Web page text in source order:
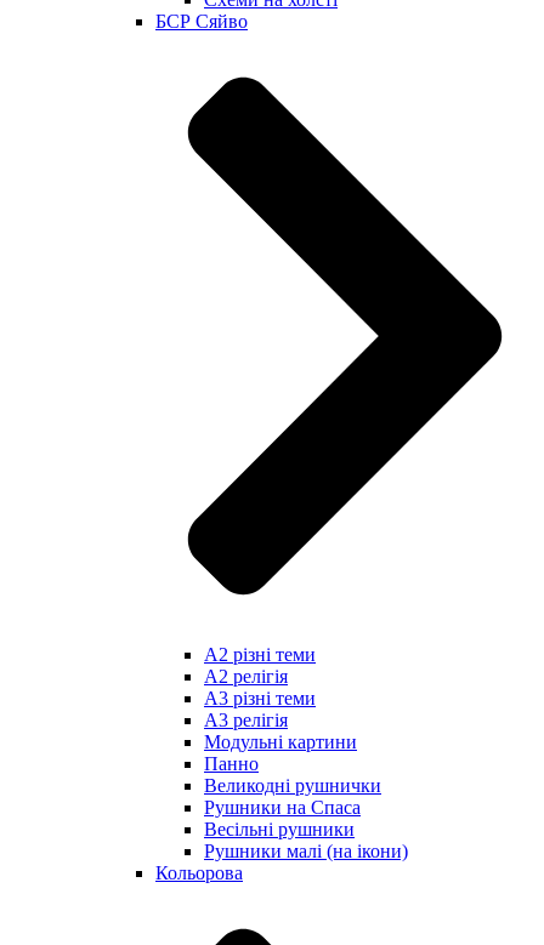
БСР Сяйво
А2 різні теми
А2 релігія
А3 різні теми
А3 релігія
Модульні картини
Панно
Великодні рушнички
Рушники на Спаса
Весільні рушники
Рушники малі (на ікони)
Кольорова